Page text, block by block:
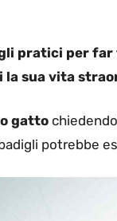
pratici per
la sua vita
gatto
potrebbe